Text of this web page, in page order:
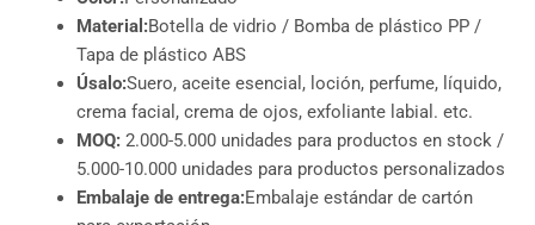
Material:Botella de vidrio / Bomba de plástico PP /
Tapa de plástico ABS
Úsalo:Suero, aceite esencial, loción, perfume, líquido,
crema facial, crema de ojos, exfoliante labial. etc.
MOQ: 2.000-5.000 unidades para productos en stock /
5.000-10.000 unidades para productos personalizados
Embalaje de entrega:Embalaje estándar de cartón